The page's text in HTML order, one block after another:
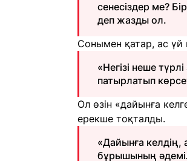
сенесіздер ме?
деп жазды ол.
Сонымен қатар, ас үй
«Негізі неше
патырлатып
Ол өзін «дайынға
ерекше тоқталды.
«Дайынға келдің,
бұрышының